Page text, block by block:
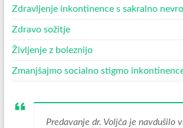
Zdravljenje inkontinence s sakralno
Zdravo sožitje
Življenje z boleznijo
Zmanjšajmo socialno stigmo
Predavanje dr. Voljča je navdušilo